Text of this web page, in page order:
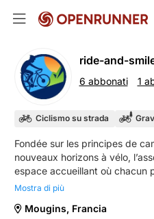
ride-and-
6 abbonati 1
Ciclismo su strada
Fondée sur les principes de
nouveaux horizons à vélo,
espace accueillant où chacun
s’agisse de participer à des
et des conseils. Notre objectif
Mostra di più
Mougins, Francia